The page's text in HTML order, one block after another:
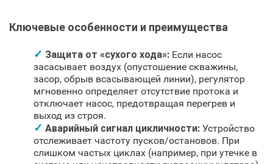
Ключевые особенности и преимущества
Защита от «сухого хода»: Если насос
засасывает воздух (опустошение скважины,
засор, обрыв всасывающей линии), регулятор
мгновенно определяет отсутствие протока и
отключает насос, предотвращая перегрев и
выход из строя.
Аварийный сигнал цикличности: Устройство
отслеживает частоту пусков/остановов. При
слишком частых циклах (например, при утечке в